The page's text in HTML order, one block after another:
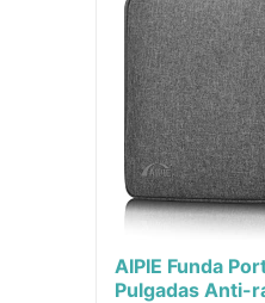
AIPIE Funda
Pulgadas Anti-